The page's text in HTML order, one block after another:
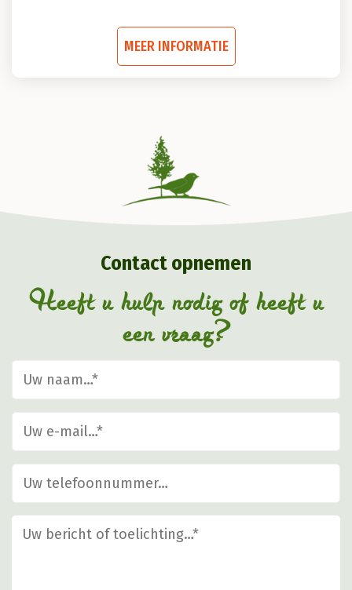
MEER INFORMATIE
product
worden
op
de
Contact opnemen
Heeft u hulp nodig of heeft u
een vraag?